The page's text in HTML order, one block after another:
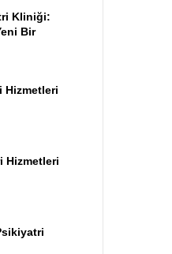
Kliniği:
Bir
Hizmetleri
Hizmetleri